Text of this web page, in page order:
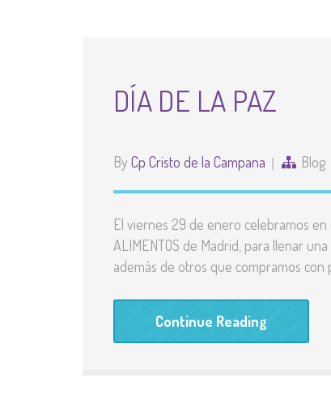
DÍA DE LA PAZ
By Cp Cristo de la Campana Blog
El viernes 29 de enero celebramos en
ALIMENTOS de Madrid, para llenar
además de otros que compramos
Continue Reading